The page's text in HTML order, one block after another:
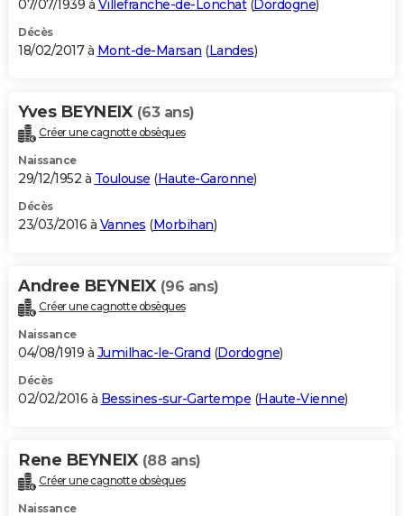
07/07/1939 à Villefranche-de-Lonchat(Dordogne)
Décès
18/02/2017 à Mont-de-Marsan (Landes)
Yves BEYNEIX (63 ans)
Créer une cagnotte obsèques
Naissance
29/12/1952 à Toulouse (Haute-Garonne)
Décès
23/03/2016 à Vannes (Morbihan)
Andree BEYNEIX (96 ans)
Créer une cagnotte obsèques
Naissance
04/08/1919 à Jumilhac-le-Grand (Dordogne)
Décès
02/02/2016 à Bessines-sur-Gartempe (Haute-Vienne)
Rene BEYNEIX (88 ans)
Créer une cagnotte obsèques
Naissance